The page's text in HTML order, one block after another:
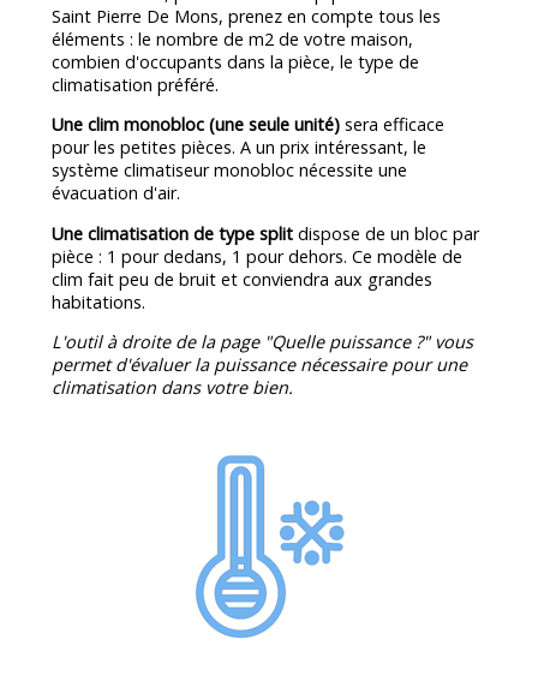
Saint Pierre De Mons, prenez en compte tous les
éléments : le nombre de m2 de votre maison,
combien d'occupants dans la pièce, le type de
climatisation préféré.
Une clim monobloc (une seule unité) sera efficace
pour les petites pièces. A un prix intéressant, le
système climatiseur monobloc nécessite une
évacuation d'air.
Une climatisation de type split dispose de un bloc par
pièce : 1 pour dedans, 1 pour dehors. Ce modèle de
clim fait peu de bruit et conviendra aux grandes
habitations.
L'outil à droite de la page "Quelle puissance ?" vous
permet d'évaluer la puissance nécessaire pour une
climatisation dans votre bien.